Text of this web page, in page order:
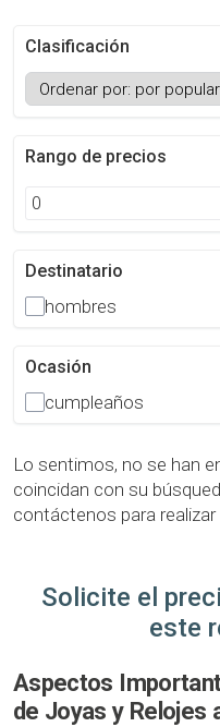
Clasificación
Rango de precios
Destinatario
hombres
Ocasión
cumpleaños
Lo sentimos, no se han
coincidan con su
contáctenos para realizar
Solicite el
este
Aspectos
de Joyas y Relojes